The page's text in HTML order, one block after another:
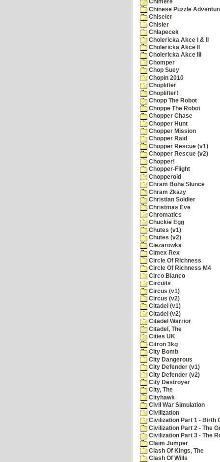
Chimere
Chinese Puzzle
Chiseler
Chisler
Chlapecek
Cholericka Akce I & II
Cholericka Akce II
Cholericka Akce III
Chomper
Chop Suey
Chopin 2010
Choplifter
Choplifter!
Chopp The Robot
Choppe The Robot
Chopper Chase
Chopper Hunt
Chopper Mission
Chopper Raid
Chopper Rescue (v1)
Chopper Rescue (v2)
Chopper!
Chopper-Flight
Chopperoid
Chram Boha Slunce
Chram Zkazy
Christian Soldier
Christmas Eve
Chromatics
Chuckie Egg
Chutes (v1)
Chutes (v2)
Ciezarowka
Cimex Rex
Circle Of Richness
Circle Of Richness M4
Circo Bianco
Circuits
Circus (v1)
Circus (v2)
Citadel (v1)
Citadel (v2)
Citadel Warrior
Citadel, The
Cities UK
Citron 3kg
City Bomb
City Dangerous
City Defender (v1)
City Defender (v2)
City Destroyer
City, The
Cityhawk
Civil War Simulation
Civilization
Civilization Part 1 - Birth
Civilization Part 2 - The
Civilization Part 3 - The
Claim Jumper
Clash Of Kings, The
Clash Of Wills